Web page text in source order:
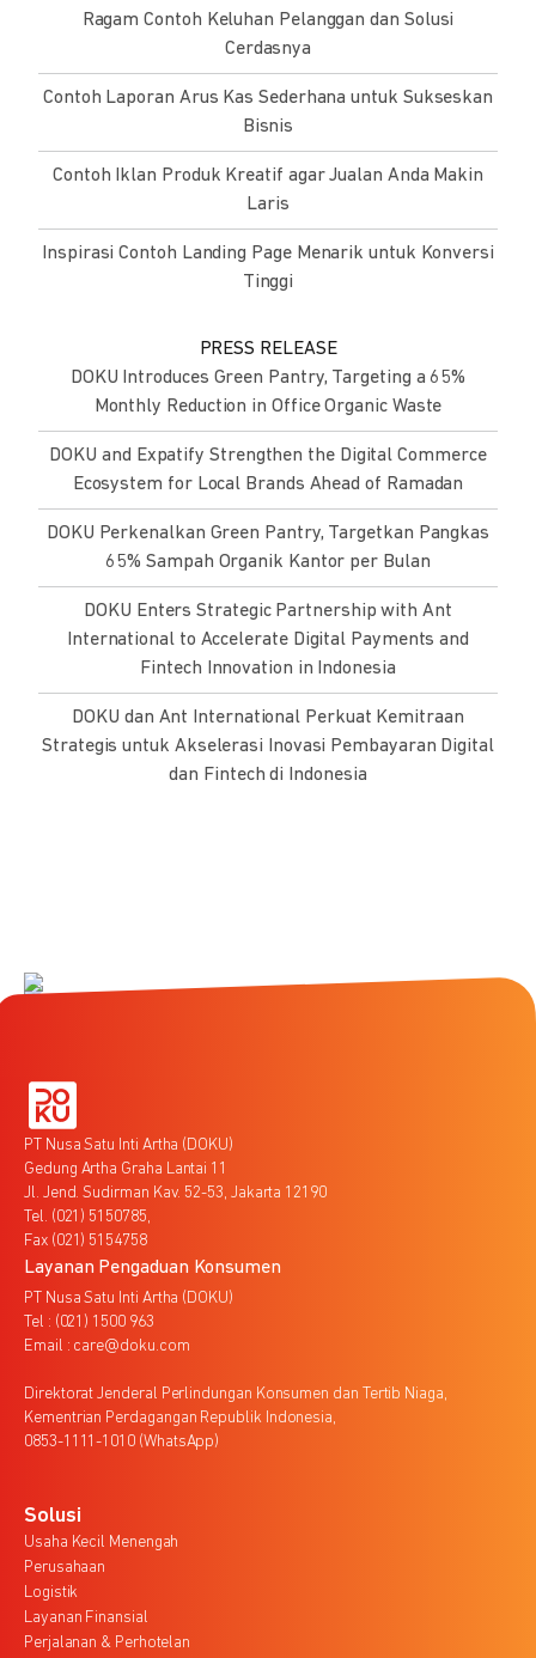
Ragam Contoh Keluhan Pelanggan dan Solusi
Cerdasnya
Contoh Laporan Arus Kas Sederhana untuk Sukseskan
Bisnis
Contoh Iklan Produk Kreatif agar Jualan Anda Makin
Laris
Inspirasi Contoh Landing Page Menarik untuk Konversi
Tinggi
PRESS RELEASE
DOKU Introduces Green Pantry, Targeting a 65%
Monthly Reduction in Office Organic Waste
DOKU and Expatify Strengthen the Digital Commerce
Ecosystem for Local Brands Ahead of Ramadan
DOKU Perkenalkan Green Pantry, Targetkan Pangkas
65% Sampah Organik Kantor per Bulan
DOKU Enters Strategic Partnership with Ant
International to Accelerate Digital Payments and
Fintech Innovation in Indonesia
DOKU dan Ant International Perkuat Kemitraan
Strategis untuk Akselerasi Inovasi Pembayaran Digital
dan Fintech di Indonesia
PT Nusa Satu Inti Artha (DOKU)
Gedung Artha Graha Lantai 11
Jl. Jend. Sudirman Kav. 52-53, Jakarta 12190
Tel. (021) 5150785,
Fax (021) 5154758
Layanan Pengaduan Konsumen
PT Nusa Satu Inti Artha (DOKU)
Tel : (021) 1500 963
Email : care@doku.com
Direktorat Jenderal Perlindungan Konsumen dan Tertib Niaga,
Kementrian Perdagangan Republik Indonesia,
0853-1111-1010 (WhatsApp)
Solusi
Usaha Kecil Menengah
Perusahaan
Logistik
Layanan Finansial
Perjalanan & Perhotelan